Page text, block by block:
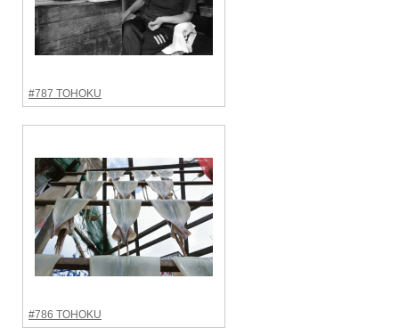
#787 TOHOKU
#786 TOHOKU